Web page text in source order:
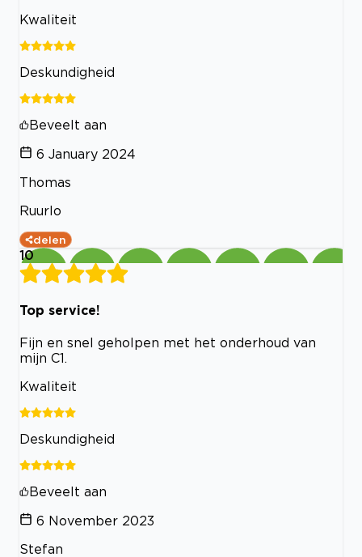
Kwaliteit
Deskundigheid
Beveelt aan
6 January 2024
Thomas
Ruurlo
delen
10
Top service!
Fijn en snel geholpen met het onderhoud van
mijn C1.
Kwaliteit
Deskundigheid
Beveelt aan
6 November 2023
Stefan